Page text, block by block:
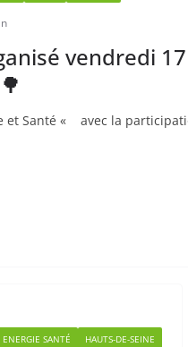
vendredi
et Santé « avec la
SANTÉ
HAUTS-DE-SEINE